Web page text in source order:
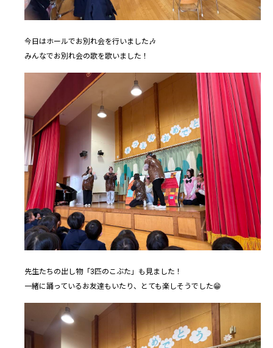
今日はホールでお別れ会を行いました🎶
みんなでお別れ会の歌を歌いました！
先生たちの出し物「3匹のこぶた」も見ました！
一緒に踊っているお友達もいたり、とても楽しそうでした😁